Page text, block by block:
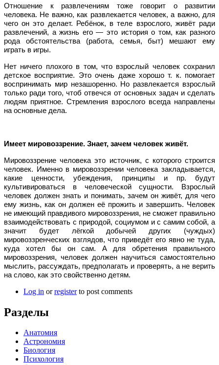
Отношение к развлечениям тоже говорит о развитии
человека. Не важно, как развлекается человек, а важно, для
чего он это делает. Ребёнок, в теле взрослого, живёт ради
развлечений, а жизнь его — это история о том, как разного
рода обстоятельства (работа, семья, быт) мешают ему
играть в игры.
Нет ничего плохого в том, что взрослый человек сохранил
детское восприятие. Это очень даже хорошо т. к. помогает
воспринимать мир незашоренно. Но развлекается взрослый
только ради того, чтоб отвечся от основных задач и сделать
людям приятное. Стремления взрослого всегда направлены
на основные дела.
Имеет мировоззрение. Знает, зачем человек живёт.
Мировоззрение человека это источник, с которого строится
человек. Именно в мировоззрении человека закладывается,
какие ценности, убеждения, принципы и пр. будут
культивироваться в человеческой сущности. Взрослый
человек должен знать и понимать, зачем он живёт, для чего
ему жизнь, как он должен её прожить и завершить. Человек
не имеющий правдивого мировоззрения, не сможет правильно
взаимодействовать с природой, социумом и с самим собой, а
значит будет лёгкой добычей других (чуждых)
мировоззренческих взглядов, что приведёт его явно не туда,
куда хотел бы он сам. А для обретения правильного
мировоззрения, человек должен научиться самостоятельно
мыслить, рассуждать, предполагать и проверять, а не верить
на слово, как это свойственно детям.
Log in orregisterto post comments
Разделы
Анатомия
Астрономия
Биология
Психология